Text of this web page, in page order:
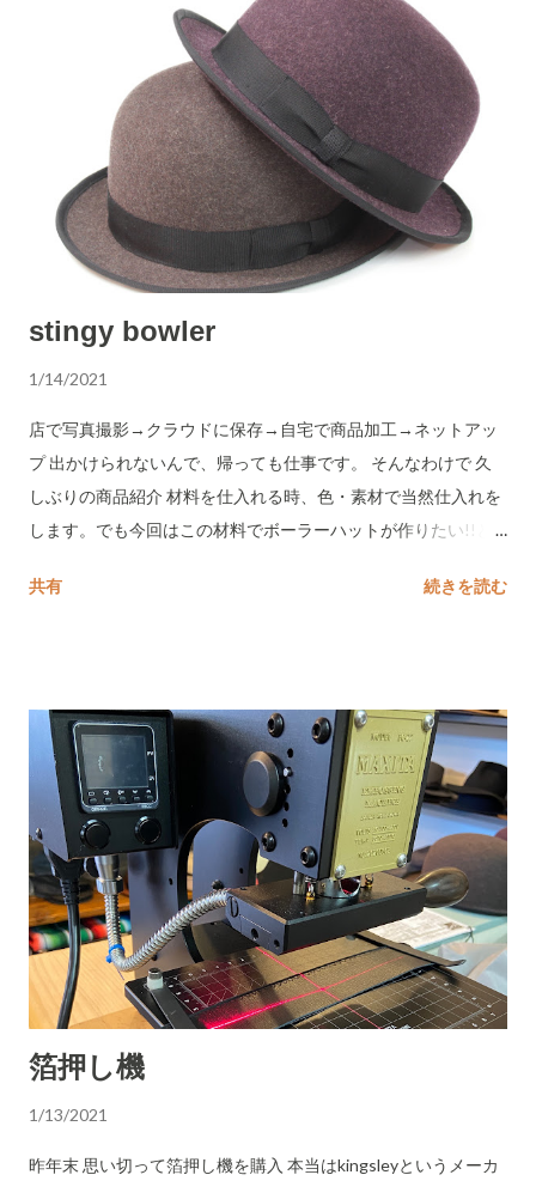
stingy bowler
1/14/2021
店で写真撮影→クラウドに保存→自宅で商品加工→ネットアッ
プ 出かけられないんで、帰っても仕事です。 そんなわけで 久
しぶりの商品紹介 材料を仕入れる時、色・素材で当然仕入れを
します。でも今回はこの材料でボーラーハットが作りたい!!と
にミックスカラーのボディと言うところが粋でして バランスに
というのも解消したジャパンフィット。 クラウンの形も日本人
の幅広な顔に合うように比較的トップが丸すぎない木型を使用
しています。 語りだすと長くなるので、とりあえず被っていた
だければ納得いただけるかと。 あまりかっちりとした感じにも
ならないようにカジュアル・フォーマルどちらでも可能な仕上
がりです。 stingy Bowler Hat Mix https://www.reprise-
store.com/products/bh-b001 about Blueno 2021年より本格始
動 The Blueno/Blueno Hat/The Blueno Works 詳細は後日 前回
紹介したブルースブラザーズをイメージして作ったハット Jake
hat 追加生産しましたが早くもsold out!! ありがたやありがた
や。
共有 続きを読む
箔押し機
1/13/2021
昨年末 思い切って箔押し機を購入 本当はkingsleyというメーカ